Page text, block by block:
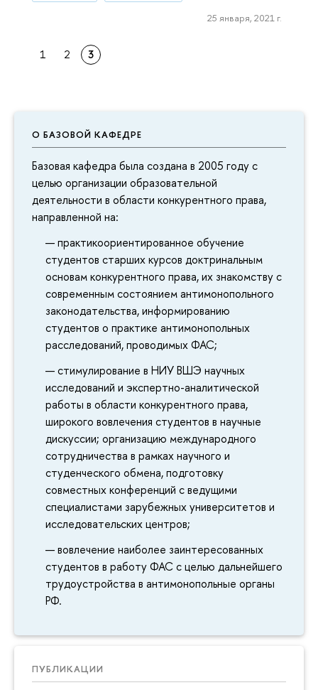
О БАЗОВОЙ КАФЕДРЕ
Базовая кафедра была создана в 2005 году с
целью организации образовательной
деятельности в области конкурентного права,
направленной на:
практикоориентированное обучение
студентов старших курсов доктринальным
основам конкурентного права, их знакомству с
современным состоянием антимонопольного
законодательства, информированию
студентов о практике антимонопольных
расследований, проводимых ФАС;
стимулирование в НИУ ВШЭ научных
исследований и экспертно-аналитической
работы в области конкурентного права,
широкого вовлечения студентов в научные
дискуссии; организацию международного
сотрудничества в рамках научного и
студенческого обмена, подготовку
совместных конференций с ведущими
специалистами зарубежных университетов и
исследовательских центров;
вовлечение наиболее заинтересованных
студентов в работу ФАС с целью дальнейшего
трудоустройства в антимонопольные органы
РФ.
ПУБЛИКАЦИИ
25 января, 2021 г.
1 2 3